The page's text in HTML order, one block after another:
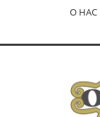
О НАС